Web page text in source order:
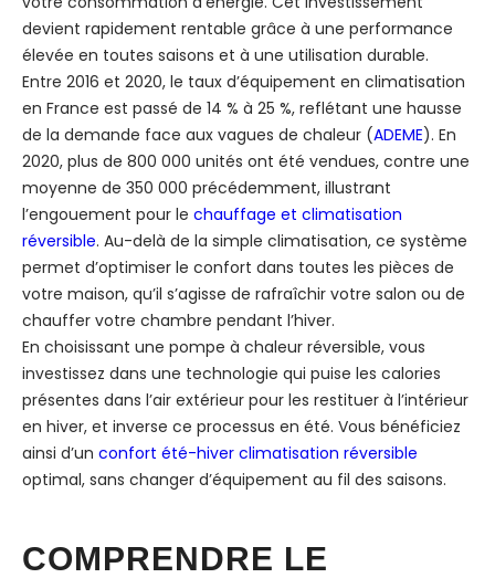
devient rapidement rentable grâce à une performance
élevée en toutes saisons et à une utilisation durable.
Entre 2016 et 2020, le taux d’équipement en climatisation
en France est passé de 14 % à 25 %, reflétant une hausse
de la demande face aux vagues de chaleur (ADEME). En
2020, plus de 800 000 unités ont été vendues, contre une
moyenne de 350 000 précédemment, illustrant
l’engouement pour le chauffage et climatisation
réversible. Au-delà de la simple climatisation, ce système
permet d’optimiser le confort dans toutes les pièces de
votre maison, qu’il s’agisse de rafraîchir votre salon ou de
chauffer votre chambre pendant l’hiver.
En choisissant une pompe à chaleur réversible, vous
investissez dans une technologie qui puise les calories
présentes dans l’air extérieur pour les restituer à l’intérieur
en hiver, et inverse ce processus en été. Vous bénéficiez
ainsi d’un confort été-hiver climatisation réversible
optimal, sans changer d’équipement au fil des saisons.
COMPRENDRE LE